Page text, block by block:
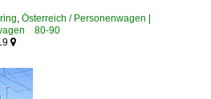
, Österreich / Personenwagen |
80-90
